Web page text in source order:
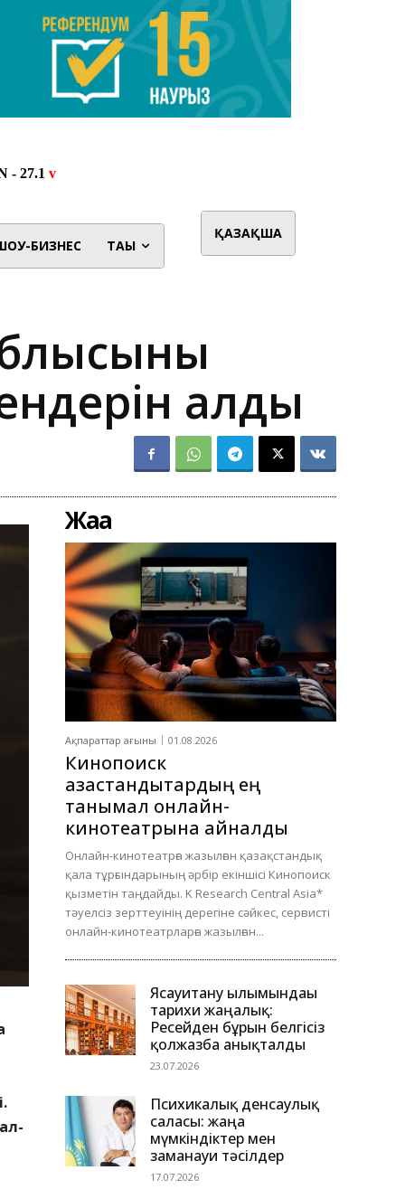
БИЗНЕС ТАҒЫ
ҚАЗАҚША
алды
Жаңа
Ақпараттар ағыны 01.08.2026
Кинопоиск
қазақстандықтардың ең
танымал онлайн-
кинотеатрына айналды
Онлайн-кинотеатрға жазылған қазақстандық
қала тұрғындарының әрбір екіншісі Кинопоиск
қызметін таңдайды. K Research Central Asia*
тәуелсіз зерттеуінің дерегіне сәйкес, сервисті
онлайн-кинотеатрларға жазылған...
Ясауитану ғылымындағы
тарихи жаңалық:
Ресейден бұрын белгісіз
қолжазба анықталды
23.07.2026
Психикалық денсаулық
саласы: жаңа
мүмкіндіктер мен
заманауи тәсілдер
17.07.2026